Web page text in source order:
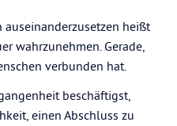
auseinanderzusetzen heißt
wahrzunehmen. Gerade,
verbunden hat.
beschäftigst,
einen Abschluss zu